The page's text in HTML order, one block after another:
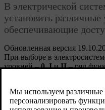
Обновленная версия
В электрической
установить
обеспечивающие
При выборе в
уровней –0,IиII– ряд
"положения зажигания".